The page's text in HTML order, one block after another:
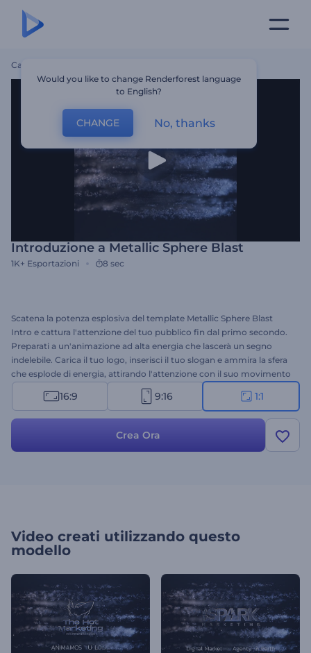
Casa
Introduzione a Metallic Sphere Blast
1K+ Esportazioni 8 sec
Scatena la potenza esplosiva del template Metallic Sphere Blast
Intro e cattura l'attenzione del tuo pubblico fin dal primo secondo.
Preparati a un'animazione ad alta energia che lascerà un segno
indelebile. Carica il tuo logo, inserisci il tuo slogan e ammira la sfera
che esplode di energia, attirando l'attenzione con il suo movimento
dinamico e il suo design accattivante. Perfetto per trailer
cinematografici, introduzioni di presentazioni, lanci di prodotti o
16:9 9:16 1:1
Crea Ora
Video creati utilizzando questo
modello
Would you like to change Renderforest language
to English?
CHANGE No, thanks